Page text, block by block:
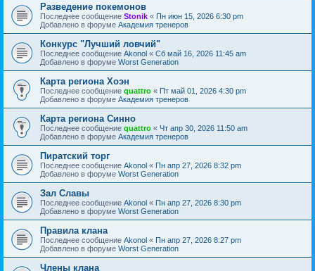
Разведение покемонов
Последнее сообщение Stonik « Пн июн 15, 2026 6:30 pm
Добавлено в форуме Академия тренеров
Конкурс "Лучший ловчий"
Последнее сообщение Akonol « Сб май 16, 2026 11:45 am
Добавлено в форуме Worst Generation
Карта региона Хоэн
Последнее сообщение quattro « Пт май 01, 2026 4:30 pm
Добавлено в форуме Академия тренеров
Карта региона Синно
Последнее сообщение quattro « Чт апр 30, 2026 11:50 am
Добавлено в форуме Академия тренеров
Пиратский торг
Последнее сообщение Akonol « Пн апр 27, 2026 8:32 pm
Добавлено в форуме Worst Generation
Зал Славы
Последнее сообщение Akonol « Пн апр 27, 2026 8:30 pm
Добавлено в форуме Worst Generation
Правила клана
Последнее сообщение Akonol « Пн апр 27, 2026 8:27 pm
Добавлено в форуме Worst Generation
Члены клана